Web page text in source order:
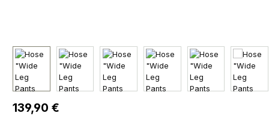
Regulärer Preis:
139,90 €